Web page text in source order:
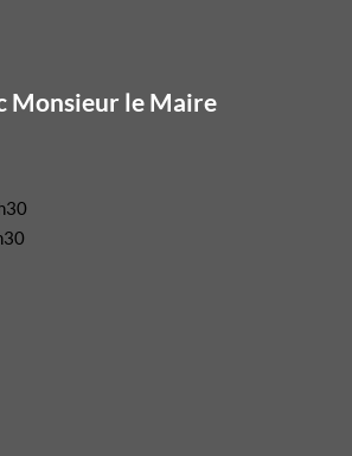
Monsieur le Maire